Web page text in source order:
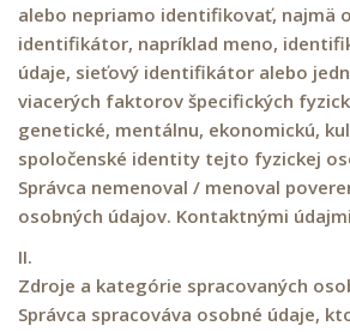
alebo nepriamo identifikovať, najmä
identifikátor, napríklad meno,
údaje, sieťový identifikátor alebo
viacerých faktorov špecifických
genetické, mentálnu, ekonomickú,
spoločenské identity tejto fyzickej
Správca nemenoval / menoval
osobných údajov. Kontaktnými
II.
Zdroje a kategórie spracovaných
Správca spracováva osobné údaje,